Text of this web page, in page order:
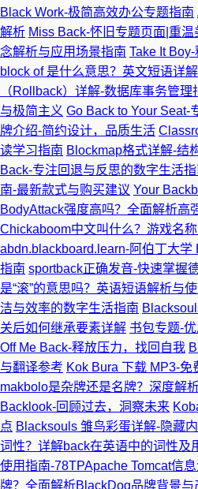
Black Work-极简高效办公专题指南
解析 Miss Back-怀旧专题页面|重温
念解析与应用场景指南 Take It
block of 是什么意思？英文短语详
（Rollback）详解-数据库事务管理
与极简主义 Go Back to Your Seat-
牌介绍-简约设计，品质生活
读学习指南 Blockmap格式详解-结
Back-专注回退与反思的数字生活指
南-最新款式与购买建议 Your
BodyAttack强度高吗？全面解析高
Chickaboom中文叫什么？游戏名
abdn.blackboard.learn-阿伯丁大学
指南 sportback正确发音-快速掌握
是“滚”的意思吗？英语短语解析与
洁与效率的数字生活指南
关后如何继承要素详解 书包专题-
Off Me Back-释放压力，找回自我
与翻译参考 Kok Bura 下载 MP3-
makbolo是杂牌还是名牌？深度解
Backlook-回顾过去，洞察未来
点 Blacksouls 雏鸟彩蛋详解-隐藏
词性？详解back在英语中的词性及
使用指南-78TPApache Tomcat信
牌？全面解析BlackDog品牌背景与